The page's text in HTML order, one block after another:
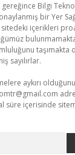
gereğince Bilgi
bir Yer
içerikleri
taşımakta
sayılırlar.
aykırı
süre içerisinde